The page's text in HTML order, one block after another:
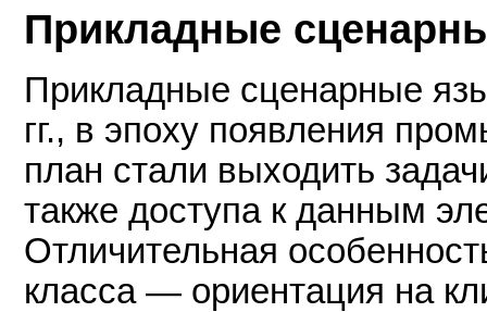
Прикладные
Прикладные сценарные
гг., в эпоху появления
план стали выходить
также доступа к данным
Отличительная
класса — ориентация на